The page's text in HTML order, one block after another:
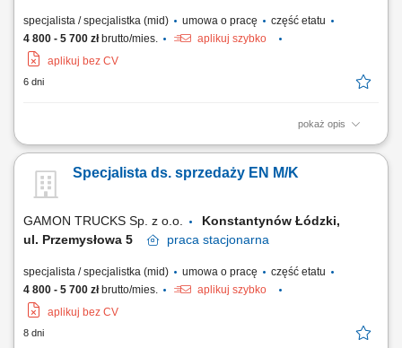
specjalista / specjalistka (mid) umowa o pracę
część etatu
4 800 - 5 700 złbrutto/mies.
aplikuj szybko
aplikuj bez CV
6 dni
pokaż opis
Opis stanowiska: Pozyskiwanie nowych klientów oraz rozwijanie
handlowych i przygotowywanie ofert dopasowanych do potrzeb
klientów. Budowanie długofalowych relacji oraz dbanie o wysoki poziom
Specjalista ds. sprzedaży EN M/K
GAMON TRUCKS Sp. z o.o.
Konstantynów Łódzki,
ul. Przemysłowa 5
praca stacjonarna
specjalista / specjalistka (mid) umowa o pracę
część etatu
4 800 - 5 700 złbrutto/mies.
aplikuj szybko
aplikuj bez CV
8 dni